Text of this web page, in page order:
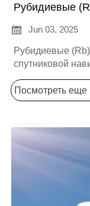
Рубидиевые

Jun 03, 2025
Рубидиевые
спутниковой
Посмотреть